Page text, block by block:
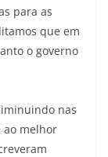
para as
que em
o governo
nas
ao melhor